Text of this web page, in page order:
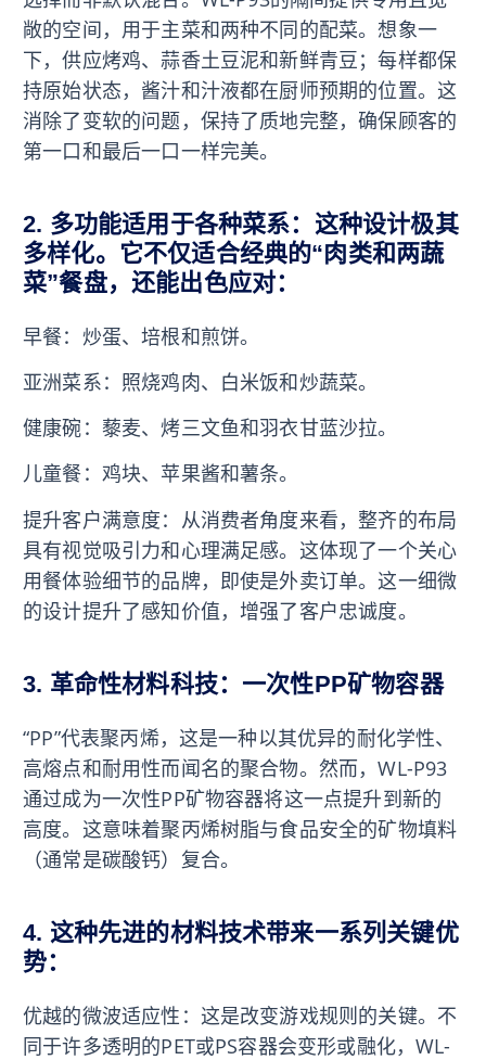
敞的空间，用于主菜和两种不同的配菜。想象一
下，供应烤鸡、蒜香土豆泥和新鲜青豆；每样都保
持原始状态，酱汁和汁液都在厨师预期的位置。这
消除了变软的问题，保持了质地完整，确保顾客的
第一口和最后一口一样完美。
2. 多功能适用于各种菜系：这种设计极其
多样化。它不仅适合经典的“肉类和两蔬
菜”餐盘，还能出色应对：
早餐：炒蛋、培根和煎饼。
亚洲菜系：照烧鸡肉、白米饭和炒蔬菜。
健康碗：藜麦、烤三文鱼和羽衣甘蓝沙拉。
儿童餐：鸡块、苹果酱和薯条。
提升客户满意度：从消费者角度来看，整齐的布局
具有视觉吸引力和心理满足感。这体现了一个关心
用餐体验细节的品牌，即使是外卖订单。这一细微
的设计提升了感知价值，增强了客户忠诚度。
3. 革命性材料科技：一次性PP矿物容器
“PP”代表聚丙烯，这是一种以其优异的耐化学性、
高熔点和耐用性而闻名的聚合物。然而，WL-P93
通过成为一次性PP矿物容器将这一点提升到新的
高度。这意味着聚丙烯树脂与食品安全的矿物填料
（通常是碳酸钙）复合。
4. 这种先进的材料技术带来一系列关键优
势：
优越的微波适应性：这是改变游戏规则的关键。不
同于许多透明的PET或PS容器会变形或融化，WL-